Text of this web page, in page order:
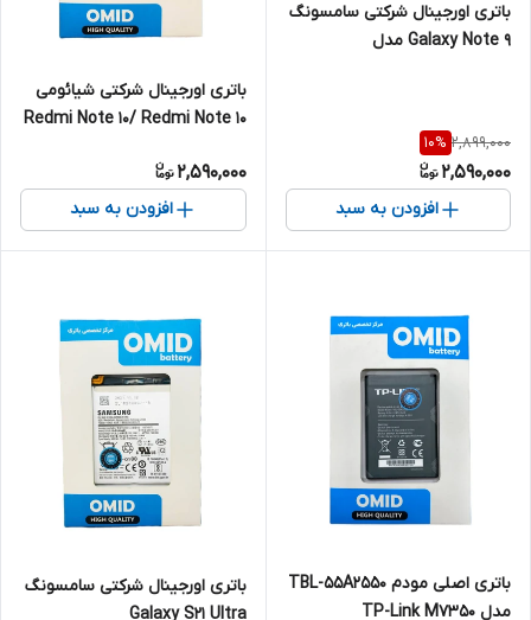
باتری اورجینال شرکتی سامسونگ
Galaxy Note 9 مدل
2,899,000
10%
2,590,000
افزودن به سبد
باتری اورجینال شرکتی شیائومی
Redmi Note 10/ Redmi Note 10
2,590,000
افزودن به سبد
باتری اصلی مودم TBL-55A2550
مدل TP-Link M7350
باتری اورجینال شرکتی سامسونگ
Galaxy S21 Ultra